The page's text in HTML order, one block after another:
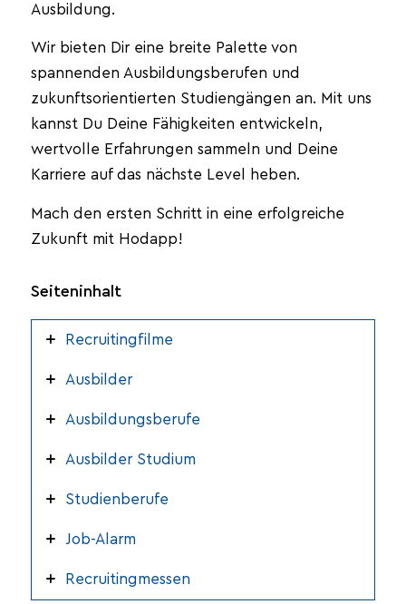
Ausbildung.
Wir bieten Dir eine breite Palette von
spannenden Ausbildungsberufen und
zukunftsorientierten Studiengängen an. Mit uns
kannst Du Deine Fähigkeiten entwickeln,
wertvolle Erfahrungen sammeln und Deine
Karriere auf das nächste Level heben.
Mach den ersten Schritt in eine erfolgreiche
Zukunft mit Hodapp!
Seiteninhalt
Recruitingfilme
Ausbilder
Ausbildungsberufe
Ausbilder Studium
Studienberufe
Job-Alarm
Recruitingmessen